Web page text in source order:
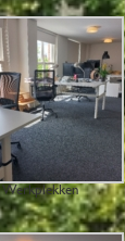
Werkplekken